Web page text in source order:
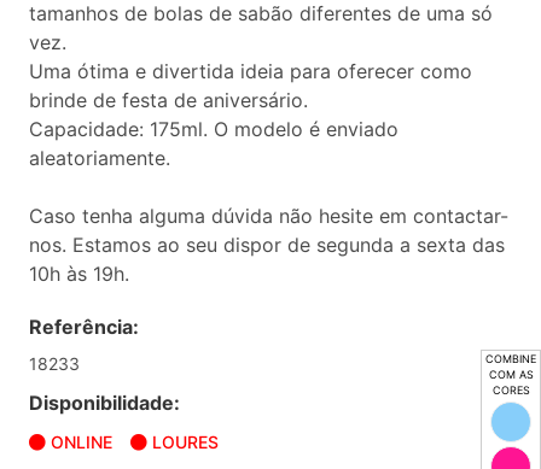
COMBINE
COM AS
CORES
tamanhos de bolas de sabão diferentes de uma só
vez.
Uma ótima e divertida ideia para oferecer como
brinde de festa de aniversário.
Capacidade: 175ml. O modelo é enviado
aleatoriamente.
Caso tenha alguma dúvida não hesite em contactar-
nos. Estamos ao seu dispor de segunda a sexta das
10h às 19h.
Referência:
18233
Disponibilidade:
ONLINE LOURES